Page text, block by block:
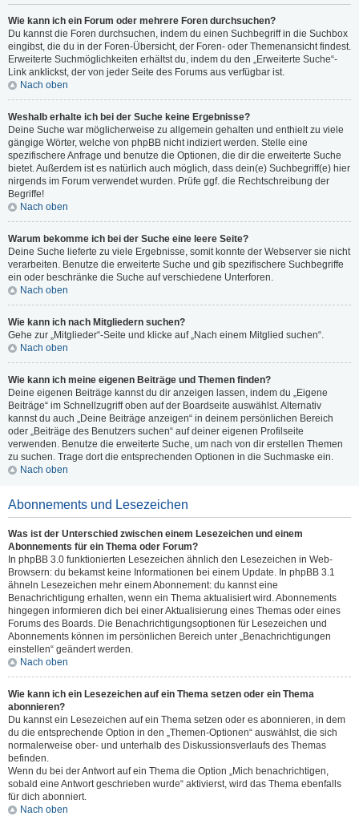
Wie kann ich ein Forum oder mehrere Foren durchsuchen?
Du kannst die Foren durchsuchen, indem du einen Suchbegriff in die Suchbox
eingibst, die du in der Foren-Übersicht, der Foren- oder Themenansicht findest.
Erweiterte Suchmöglichkeiten erhältst du, indem du den „Erweiterte Suche“-
Link anklickst, der von jeder Seite des Forums aus verfügbar ist.
Nach oben
Weshalb erhalte ich bei der Suche keine Ergebnisse?
Deine Suche war möglicherweise zu allgemein gehalten und enthielt zu viele
gängige Wörter, welche von phpBB nicht indiziert werden. Stelle eine
spezifischere Anfrage und benutze die Optionen, die dir die erweiterte Suche
bietet. Außerdem ist es natürlich auch möglich, dass dein(e) Suchbegriff(e) hier
nirgends im Forum verwendet wurden. Prüfe ggf. die Rechtschreibung der
Begriffe!
Nach oben
Warum bekomme ich bei der Suche eine leere Seite?
Deine Suche lieferte zu viele Ergebnisse, somit konnte der Webserver sie nicht
verarbeiten. Benutze die erweiterte Suche und gib spezifischere Suchbegriffe
ein oder beschränke die Suche auf verschiedene Unterforen.
Nach oben
Wie kann ich nach Mitgliedern suchen?
Gehe zur „Mitglieder“-Seite und klicke auf „Nach einem Mitglied suchen“.
Nach oben
Wie kann ich meine eigenen Beiträge und Themen finden?
Deine eigenen Beiträge kannst du dir anzeigen lassen, indem du „Eigene
Beiträge“ im Schnellzugriff oben auf der Boardseite auswählst. Alternativ
kannst du auch „Deine Beiträge anzeigen“ in deinem persönlichen Bereich
oder „Beiträge des Benutzers suchen“ auf deiner eigenen Profilseite
verwenden. Benutze die erweiterte Suche, um nach von dir erstellen Themen
zu suchen. Trage dort die entsprechenden Optionen in die Suchmaske ein.
Nach oben
Abonnements und Lesezeichen
Was ist der Unterschied zwischen einem Lesezeichen und einem
Abonnements für ein Thema oder Forum?
In phpBB 3.0 funktionierten Lesezeichen ähnlich den Lesezeichen in Web-
Browsern: du bekamst keine Informationen bei einem Update. In phpBB 3.1
ähneln Lesezeichen mehr einem Abonnement: du kannst eine
Benachrichtigung erhalten, wenn ein Thema aktualisiert wird. Abonnements
hingegen informieren dich bei einer Aktualisierung eines Themas oder eines
Forums des Boards. Die Benachrichtigungsoptionen für Lesezeichen und
Abonnements können im persönlichen Bereich unter „Benachrichtigungen
einstellen“ geändert werden.
Nach oben
Wie kann ich ein Lesezeichen auf ein Thema setzen oder ein Thema
abonnieren?
Du kannst ein Lesezeichen auf ein Thema setzen oder es abonnieren, in dem
du die entsprechende Option in den „Themen-Optionen“ auswählst, die sich
normalerweise ober- und unterhalb des Diskussionsverlaufs des Themas
befinden.
Wenn du bei der Antwort auf ein Thema die Option „Mich benachrichtigen,
sobald eine Antwort geschrieben wurde“ aktivierst, wird das Thema ebenfalls
für dich abonniert.
Nach oben